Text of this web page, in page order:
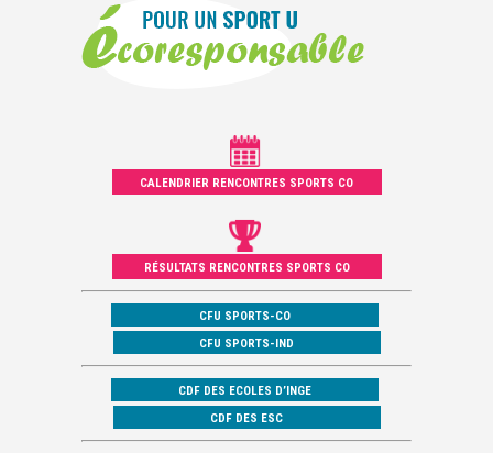
CALENDRIER RENCONTRES SPORTS CO
RÉSULTATS RENCONTRES SPORTS CO
CFU SPORTS-CO
CFU SPORTS-IND
CDF DES ECOLES D’INGE
CDF DES ESC